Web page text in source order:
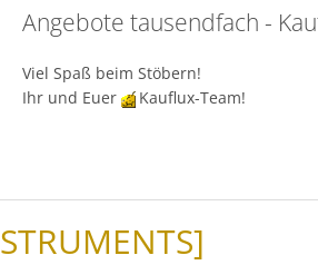
Angebote tausendfach -
Viel Spaß beim Stöbern!
Ihr und Euer
Kauflux-Team!